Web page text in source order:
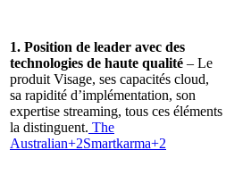
1. Position de leader avec des
technologies de haute qualité – Le
produit Visage, ses capacités cloud,
sa rapidité d’implémentation, son
expertise streaming, tous ces éléments
la distinguent. The
Australian+2Smartkarma+2